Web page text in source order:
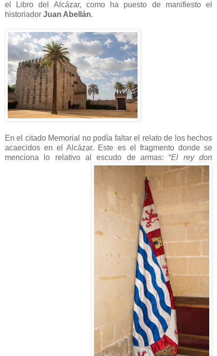
el Libro del Alcázar, como ha puesto de manifiesto el
historiador Juan Abellán.
En el citado Memorial no podía faltar el relato de los hechos
acaecidos en el Alcázar. Este es el fragmento donde se
menciona lo relativo al escudo de armas: “El rey don